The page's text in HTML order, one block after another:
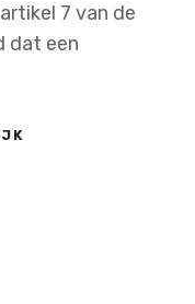
7 van de
dat een